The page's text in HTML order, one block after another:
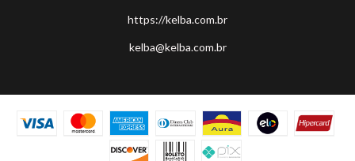
https://kelba.com.br
kelba@kelba.com.br